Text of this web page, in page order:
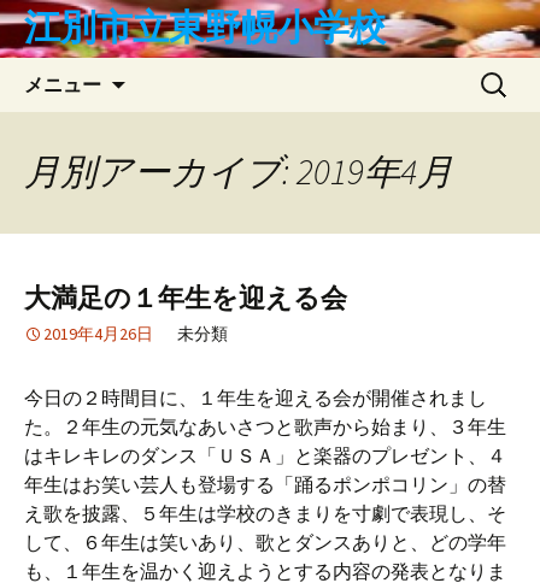
コ
ン 江別市立東野幌小学校
メニュー
検
索:
月別アーカイブ: 2019年4月
大満足の１年生を迎える会
2019年4月26日 未分類
今日の２時間目に、１年生を迎える会が開催されまし
た。２年生の元気なあいさつと歌声から始まり、３年生
はキレキレのダンス「ＵＳＡ」と楽器のプレゼント、４
年生はお笑い芸人も登場する「踊るポンポコリン」の替
え歌を披露、５年生は学校のきまりを寸劇で表現し、そ
して、６年生は笑いあり、歌とダンスありと、どの学年
も、１年生を温かく迎えようとする内容の発表となりま